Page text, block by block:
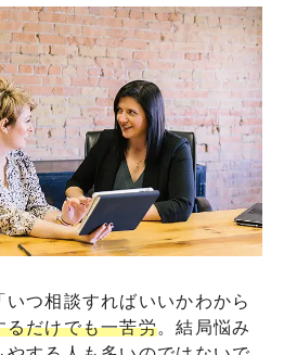
いつ相談すればいいかわから
るだけでも一苦労。結局悩み